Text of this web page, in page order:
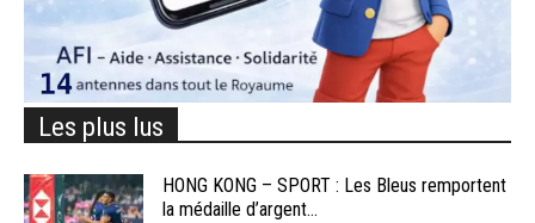
Les plus lus
HONG KONG – SPORT : Les Bleus remportent
la médaille d’argent...